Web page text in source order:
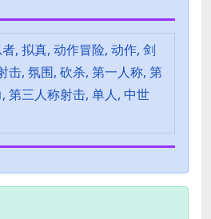
, 拟真, 动作冒险, 动作, 剑
击, 氛围, 砍杀, 第一人称, 第
第三人称射击, 单人, 中世